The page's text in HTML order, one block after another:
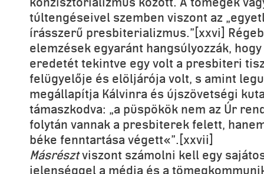
túltengéseivel szemben viszont az
írásszerű presbiterializmus.”[xxvi]
elemzések egyaránt hangsúlyozzák,
eredetét tekintve egy volt a presbiteri
felügyelője és elöljárója volt, s amint
megállapítja Kálvinra és újszövetségi
támaszkodva: „a püspökök nem az Úr
folytán vannak a presbiterek felett,
béke fenntartása végett«”.[xxvii]
Másrésztviszont számolni kell egy
jelenséggel a média és a